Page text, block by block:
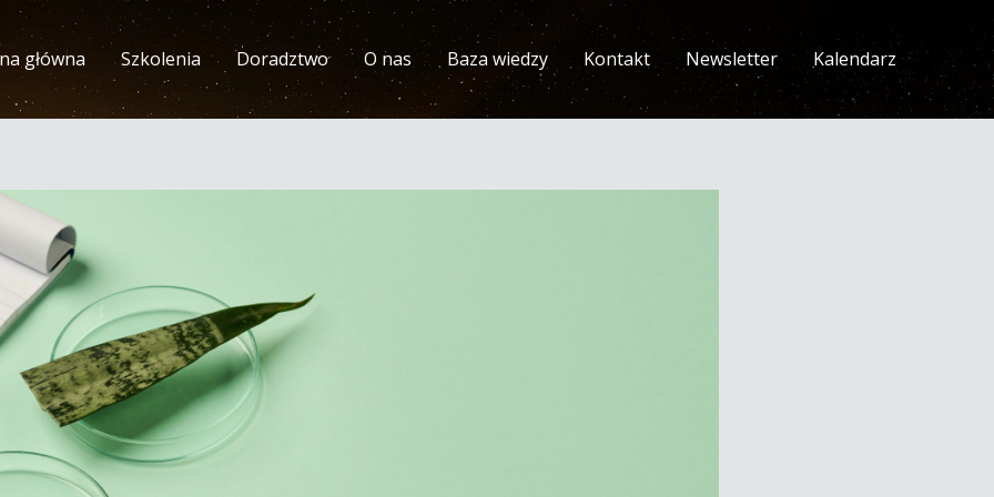
główna Szkolenia Doradztwo O nas Baza wiedzy Kontakt Newsletter Kalendarz